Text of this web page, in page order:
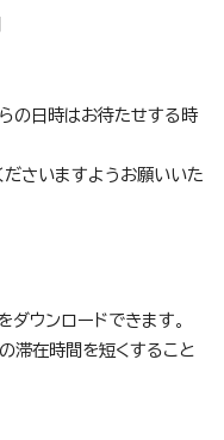
の日時はお待たせする時
さいますようお願いいた
ダウンロードできます。
滞在時間を短くすること